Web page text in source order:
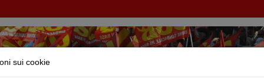
sui cookie